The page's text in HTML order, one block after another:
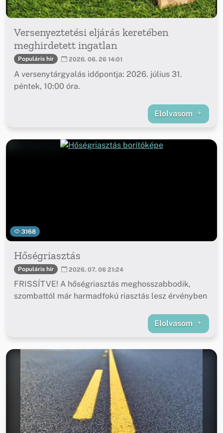
Versenyeztetési eljárás keretében
meghirdetett ingatlan
Populáris hír 2026. 06. 26 14:01
A versenytárgyalás időpontja: 2026. július 31.
péntek, 10:00 óra.
Elolvasom
3168
Hőségriasztás
Populáris hír 2026. 07. 06 21:24
FRISSÍTVE! A hőségriasztás meghosszabbodik,
szombattól már harmadfokú riasztás lesz érvényben
Elolvasom